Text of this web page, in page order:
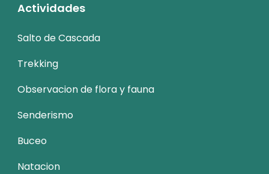
Actividades
Salto de Cascada
Trekking
Observacion de flora y fauna
Senderismo
Buceo
Natacion